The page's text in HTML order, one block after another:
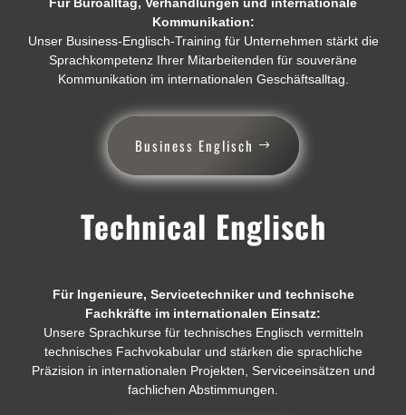
Kommunikation:
Unser Business-Englisch-Training für Unternehmen stärkt die
Sprachkompetenz Ihrer Mitarbeitenden für souveräne
Kommunikation im internationalen Geschäftsalltag.
Business Englisch
Technical Englisch
Für Ingenieure, Servicetechniker und technische
Fachkräfte im internationalen Einsatz:
Unsere Sprachkurse für technisches Englisch vermitteln
technisches Fachvokabular und stärken die sprachliche
Präzision in internationalen Projekten, Serviceeinsätzen und
fachlichen Abstimmungen.